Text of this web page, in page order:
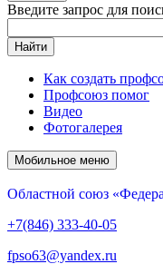
Введите запрос для
Найти
Как создать
Профсоюз помог
Видео
Фотогалерея
Мобильное меню
Областной союз
+7(846) 333-40-05
fpso63@yandex.ru